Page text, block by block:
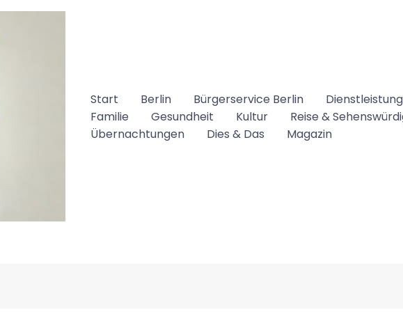
Start Berlin Bürgerservice Berlin
Familie
Gesundheit Kultur Reise &
Übernachtungen
Dies & Das Magazin